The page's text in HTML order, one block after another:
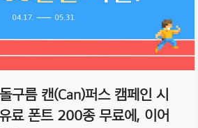
구름 캔(Can)퍼스 캠페인 시
료 폰트 200종 무료에, 이어